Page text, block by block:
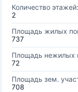
Количество этажей:
2
Площадь жилых
737
Площадь нежилых
72
Площадь зем.
708